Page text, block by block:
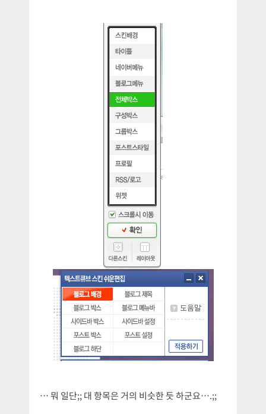
… 뭐 일단;; 대 항목은 거의 비슷한 듯 하군요….;;